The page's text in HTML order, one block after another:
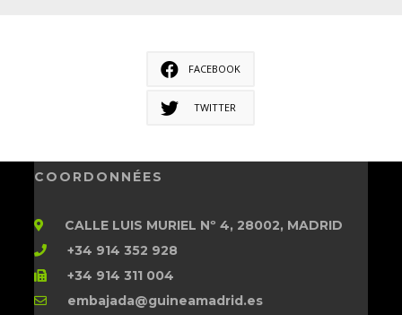
FACEBOOK
TWITTER
COORDONNÉES
CALLE LUIS MURIEL Nº 4, 28002, MADRID
+34 914 352 928
+34 914 311 004
embajada@guineamadrid.es